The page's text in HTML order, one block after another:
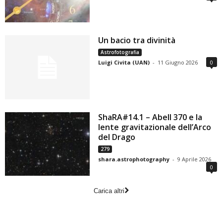
Un bacio tra divinità
Astrofotografia
Luigi Civita (UAN) - 11 Giugno 2026 0
ShaRA#14.1 – Abell 370 e la
lente gravitazionale dell’Arco
del Drago
279
shara.astrophotography - 9 Aprile 2026
0
Carica altri